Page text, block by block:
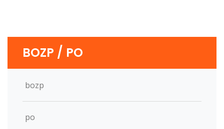
BOZP / PO
bozp
po